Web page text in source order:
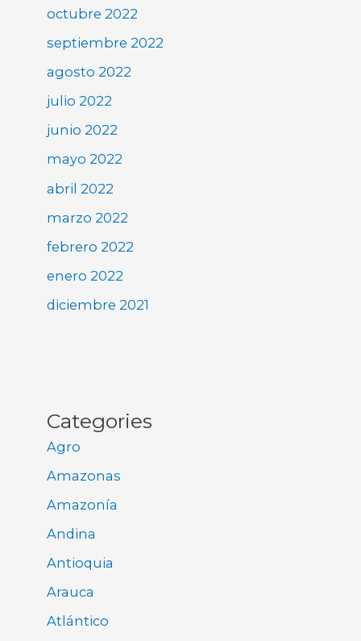
octubre 2022
septiembre 2022
agosto 2022
julio 2022
junio 2022
mayo 2022
abril 2022
marzo 2022
febrero 2022
enero 2022
diciembre 2021
Categories
Agro
Amazonas
Amazonía
Andina
Antioquia
Arauca
Atlántico